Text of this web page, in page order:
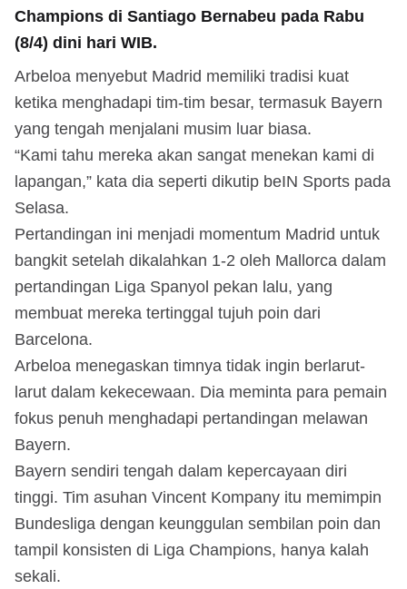
Champions di Santiago Bernabeu pada Rabu
(8/4) dini hari WIB.
Arbeloa menyebut Madrid memiliki tradisi kuat
ketika menghadapi tim-tim besar, termasuk Bayern
yang tengah menjalani musim luar biasa.
“Kami tahu mereka akan sangat menekan kami di
lapangan,” kata dia seperti dikutip beIN Sports pada
Selasa.
Pertandingan ini menjadi momentum Madrid untuk
bangkit setelah dikalahkan 1-2 oleh Mallorca dalam
pertandingan Liga Spanyol pekan lalu, yang
membuat mereka tertinggal tujuh poin dari
Barcelona.
Arbeloa menegaskan timnya tidak ingin berlarut-
larut dalam kekecewaan. Dia meminta para pemain
fokus penuh menghadapi pertandingan melawan
Bayern.
Bayern sendiri tengah dalam kepercayaan diri
tinggi. Tim asuhan Vincent Kompany itu memimpin
Bundesliga dengan keunggulan sembilan poin dan
tampil konsisten di Liga Champions, hanya kalah
sekali.